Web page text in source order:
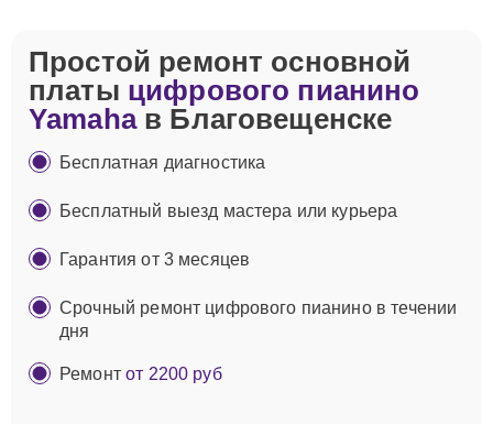
Простой ремонт основной
платы цифрового пианино
Yamahaв Благовещенске
Бесплатная диагностика
Бесплатный выезд мастера или курьера
Гарантия от 3 месяцев
Срочный ремонт цифрового пианино в течении
дня
Ремонтот 2200 руб